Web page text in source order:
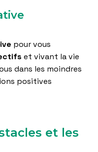
pour vous
et vivant la vie
dans les moindres
positives
et les